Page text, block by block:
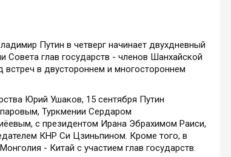
Путин в четверг начинает двухдневный
Совета глав государств - членов Шанхайской
в двустороннем и многостороннем
Юрий Ушаков, 15 сентября Путин
Туркмении Сердаром
с президентом Ирана Эбрахимом Раиси,
КНР Си Цзиньпином. Кроме того, в
- Китай с участием глав государств.